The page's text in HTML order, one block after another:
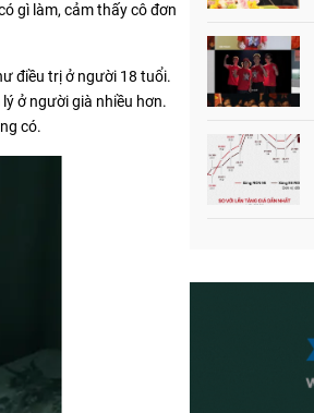
gì làm, cảm thấy cô đơn
điều trị ở người 18 tuổi.
ở người già nhiều hơn.
có.